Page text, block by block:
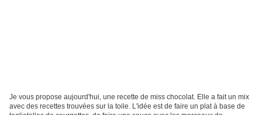
Je vous propose aujourd'hui, une recette de miss chocolat. Elle a fait un mix
avec des recettes trouvées sur la toile. L'idée est de faire un plat à base de